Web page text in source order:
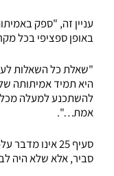
עניין זה, "ספק
באופן ספציפי בכל
היא תמיד אמיתותה
להשתכנע למעלה מכל
אמת…".
סעיף 25 אינו
סביר, אלא שלא היה